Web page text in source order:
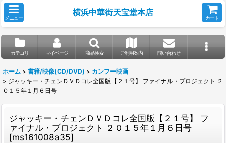
メニュー
横浜中華街天宝堂本店
カート
カテゴリ マイページ 商品検索 ご利用案内 問い合わせ
ホーム > 書籍/映像(CD/DVD) > カンフー映画
> ジャッキー・チェンＤＶＤコレ全国版【２１号】 ファイナル・プロジェクト ２
０１５年１月６日号
ジャッキー・チェンＤＶＤコレ全国版【２１号】 フ
ァイナル・プロジェクト ２０１５年１月６日号
[ms161008a35]